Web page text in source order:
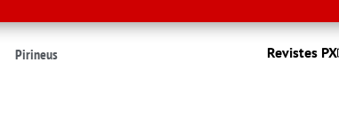
Pirineus Revistes PX